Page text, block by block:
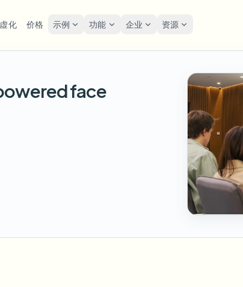
化 价格 示例 功能 企业 资源
FAST
plates
or draw a box
在线模糊照片中的人脸
Blur faces in photos
Team-grade redaction
语音匿名处理器
AI voice masking
批量人脸匿名化
大批量、保留期和SLA
车队、行车记录仪和停车场大
企业区域、策略和审核
Free video and image editing
Browse by workflow or use case
Explore our full product lineup
face tracking
street footage
屏幕录
GDPR
街头
游戏
face